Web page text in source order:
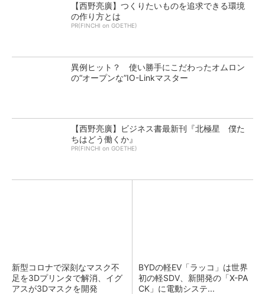
【西野亮廣】つくりたいものを追求できる環境
の作り方とは
PR(FINCHI on GOETHE)
異例ヒット？ 使い勝手にこだわったオムロン
の“オープンな”IO-Linkマスター
【西野亮廣】ビジネス書最新刊『北極星 僕た
ちはどう働くか』
PR(FINCHI on GOETHE)
新型コロナで深刻なマスク不
足を3Dプリンタで解消、イグ
アスが3Dマスクを開発
BYDの軽EV「ラッコ」は世界
初の軽SDV、新開発の「X-PA
CK」に電動システ...